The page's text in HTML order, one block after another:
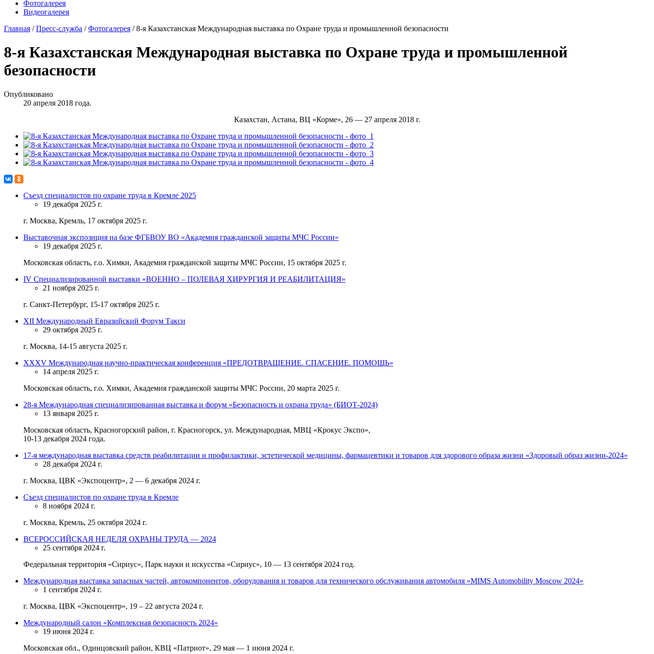
Фотогалерея
Видеогалерея
Главная / Пресс-служба / Фотогалерея / 8-я Казахстанская Международная выставка по Охране труда и промышленной безопасности
8-я Казахстанская Международная выставка по Охране труда и промышленной
безопасности
Опубликовано
20 апреля 2018 года.
Казахстан, Астана, ВЦ «Корме», 26 — 27 апреля 2018 г.
Съезд специалистов по охране труда в Кремле 2025
19 декабря 2025 г.
г. Москва, Кремль, 17 октября 2025 г.
Выставочная экспозиция на базе ФГБВОУ ВО «Академия гражданской защиты МЧС России»
19 декабря 2025 г.
Московская область, г.о. Химки, Академия гражданской защиты МЧС России, 15 октября 2025 г.
IV Специализированной выставки «ВОЕННО – ПОЛЕВАЯ ХИРУРГИЯ И РЕАБИЛИТАЦИЯ»
21 ноября 2025 г.
г. Санкт-Петербург, 15-17 октября 2025 г.
XII Международный Евразийский Форум Такси
29 октября 2025 г.
г. Москва, 14-15 августа 2025 г.
ХХХV Международная научно-практическая конференция «ПРЕДОТВРАЩЕНИЕ. СПАСЕНИЕ. ПОМОЩЬ»
14 апреля 2025 г.
Московская область, г.о. Химки, Академия гражданской защиты МЧС России, 20 марта 2025 г.
28-я Международная специализированная выставка и форум «Безопасность и охрана труда» (БИОТ-2024)
13 января 2025 г.
Московская область, Красногорский район, г. Красногорск, ул. Международная, МВЦ «Крокус Экспо»,
10-13 декабря 2024 года.
17-я международная выставка средств реабилитации и профилактики, эстетической медицины, фармацевтики и товаров для здорового образа жизни «Здоровый образ жизни-2024»
28 декабря 2024 г.
г. Москва, ЦВК «Экспоцентр», 2 — 6 декабря 2024 г.
Съезд специалистов по охране труда в Кремле
8 ноября 2024 г.
г. Москва, Кремль, 25 октября 2024 г.
ВСЕРОССИЙСКАЯ НЕДЕЛЯ ОХРАНЫ ТРУДА — 2024
25 сентября 2024 г.
Федеральная территория «Сириус», Парк науки и искусства «Сириус», 10 — 13 сентября 2024 год.
Международная выставка запасных частей, автокомпонентов, оборудования и товаров для технического обслуживания автомобиля «MIMS Automobility Moscow 2024»
1 сентября 2024 г.
г. Москва, ЦВК «Экспоцентр», 19 – 22 августа 2024 г.
Международный салон «Комплексная безопасность 2024»
19 июня 2024 г.
Московская обл., Одинцовский район, КВЦ «Патриот», 29 мая — 1 июня 2024 г.